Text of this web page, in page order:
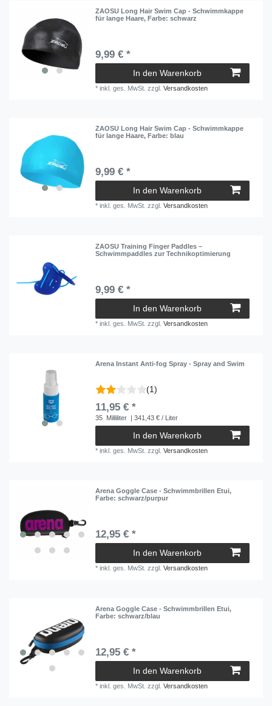
ZAOSU Long Hair Swim Cap - Schwimmkappe
für lange Haare, Farbe: schwarz
9,99 € *
In den Warenkorb
*inkl. ges. MwSt. zzgl.Versandkosten
ZAOSU Long Hair Swim Cap - Schwimmkappe
für lange Haare, Farbe: blau
9,99 € *
In den Warenkorb
*inkl. ges. MwSt. zzgl.Versandkosten
ZAOSU Training Finger Paddles –
Schwimmpaddles zur Technikoptimierung
9,99 € *
In den Warenkorb
*inkl. ges. MwSt. zzgl.Versandkosten
Arena Instant Anti-fog Spray - Spray and Swim
(1)
11,95 € *
35 Milliliter | 341,43 € / Liter
In den Warenkorb
*inkl. ges. MwSt. zzgl.Versandkosten
Arena Goggle Case - Schwimmbrillen Etui,
Farbe: schwarz/purpur
12,95 € *
In den Warenkorb
*inkl. ges. MwSt. zzgl.Versandkosten
Arena Goggle Case - Schwimmbrillen Etui,
Farbe: schwarz/blau
12,95 € *
In den Warenkorb
*inkl. ges. MwSt. zzgl.Versandkosten